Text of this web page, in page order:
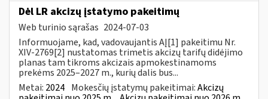
Dėl LR akcizų įstatymo pakeitimų
Web turinio sąrašas 2024-07-03
Informuojame, kad, vadovaujantis AĮ[1] pakeitimu Nr.
XIV-2769[2] nustatomas trimetis akcizų tarifų didėjimo
planas tam tikroms akcizais apmokestinamoms
prekėms 2025–2027 m., kurių dalis bus...
Metai: 2024 Mokesčių įstatymų pakeitimai:Akcizų